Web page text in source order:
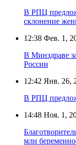
В РПЦ
склонение
12:38 Фев. 1,
В Минздраве
России
12:42 Янв. 26,
В РПЦ
14:48 Ноя. 1,
млн